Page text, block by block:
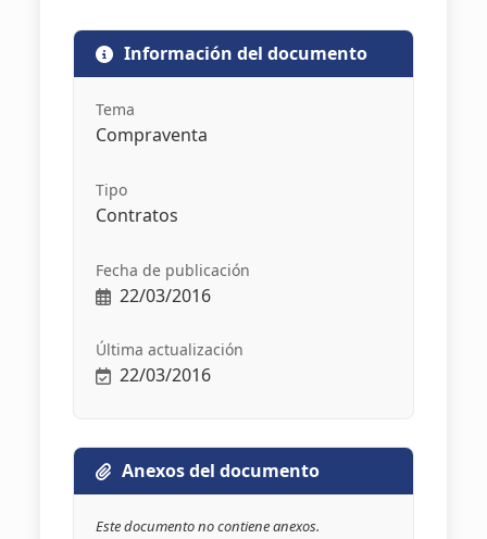
Información del documento
Tema
Compraventa
Tipo
Contratos
Fecha de publicación
22/03/2016
Última actualización
22/03/2016
Anexos del documento
Este documento no contiene anexos.